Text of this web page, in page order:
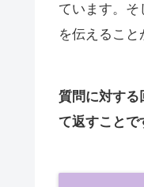
ています。そ
を伝えること
質問に対する
て返すことで